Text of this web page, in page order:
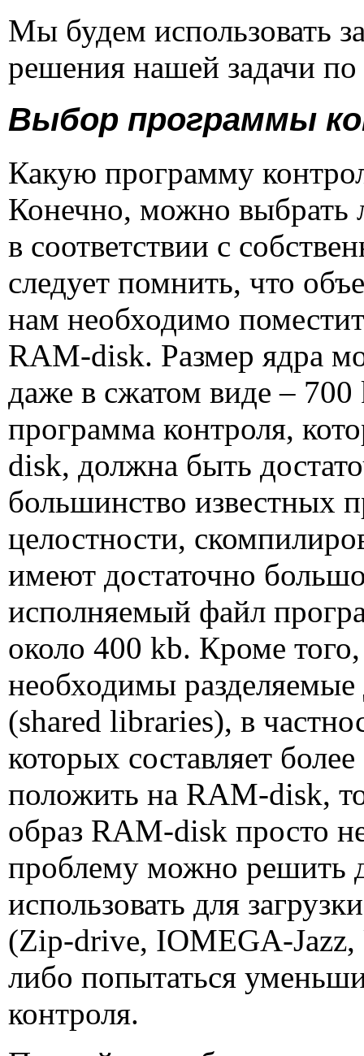
Мы будем использовать
решения нашей задачи
Выбор программы
Какую программу
Конечно, можно
в соответствии с
следует помнить, что
нам необходимо
RAM-disk. Размер ядра
даже в сжатом виде – 700
программа контроля,
disk, должна быть
большинство известных
целостности,
имеют достаточно
исполняемый файл
около 400 kb. Кроме
необходимы
(shared libraries), в
которых составляет
положить на RAM-disk,
образ RAM-disk просто
проблему можно решить
использовать для
(Zip-drive, IOMEGA-Jazz,
либо попытаться
контроля.